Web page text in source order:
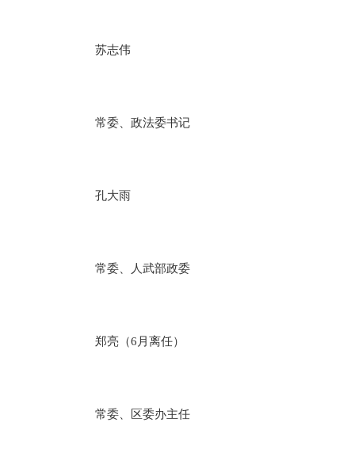
苏志伟
常委、政法委书记
孔大雨
常委、人武部政委
郑亮（6月离任）
常委、区委办主任